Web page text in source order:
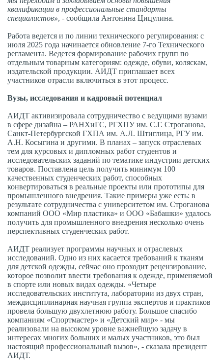
квалификации в профессиональные стандарты
специалистов», - сообщила Антонина Цицулина.
Работа ведется и по линии технического регулирования: с
июля 2025 года начинается обновление 7-го Технического
регламента. Ведется формирование рабочих групп по
отдельным товарным категориям: одежде, обуви, коляскам,
издательской продукции. АИДТ приглашает всех
участников отрасли включиться в этот процесс.
Вузы, исследования и кадровый потенциал
АИДТ активизировала сотрудничество с ведущими вузами
в сфере дизайна – РАНХиГС, РГХПУ им. С.Г. Строганова,
Санкт-Петербургской ГХПА им. А.Л. Штиглица, РГУ им.
А.Н. Косыгина и другими. В планах – запуск отраслевых
тем для курсовых и дипломных работ студентов и
исследовательских заданий по тематике индустрии детских
товаров. Поставлена цель получить минимум 100
качественных студенческих работ, способных
конвертироваться в реальные проекты или прототипы для
промышленного внедрения. Такие примеры уже есть: в
результате сотрудничества с университетом им. Строганова
компаний ООО «Мир пластика» и ООО «Бабашки» удалось
получить для промышленного внедрения несколько очень
перспективных студенческих работ.
АИДТ реализует программы научных и отраслевых
исследований. Одно из них касается требований к тканям
для детской одежды, сейчас оно проходит рецензирование,
которое позволит ввести требования к одежде, применяемой
в спорте или новых видах одежды. «Четыре
исследовательских института, лаборатории из двух стран,
междисциплинарная научная группа экспертов и практиков
провела большую двухлетнюю работу. Большое спасибо
компаниям «Спортмастер» и «Детский мир» - мы
реализовали на высоком уровне важнейшую задачу в
интересах многих больших и малых участников, это был
настоящий профессиональный вызов», - сказала президент
АИДТ.